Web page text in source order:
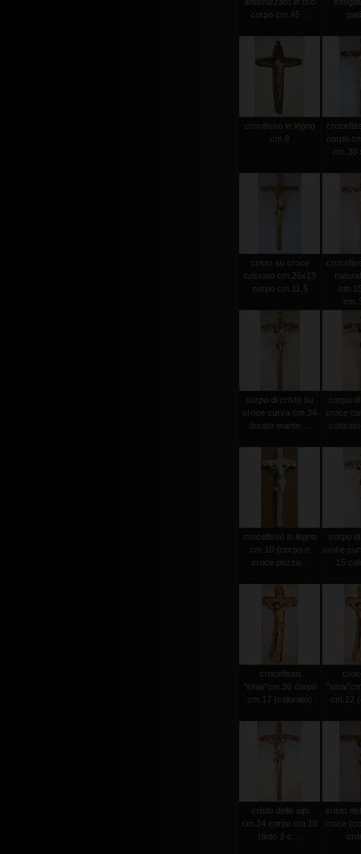
corpo cm.45 ...
crocifisso in legno
cm.8
corpo
cm.30
cristo su croce
colorato cm.26x13
corpo cm.11,5
corpo di cristo su
croce curva cm.34
dorato manto ...
corpo
croce
crocefisso in legno
cm.10 (corpo e
croce pezzo...
corpo
croce
15
crocefisso
"sinai"cm.30 corpo
cm.17 (colorato)
cm.12
cristo delle alpi
cm.24 corpo cm.10
(tinto 3 c....
cristo
croce